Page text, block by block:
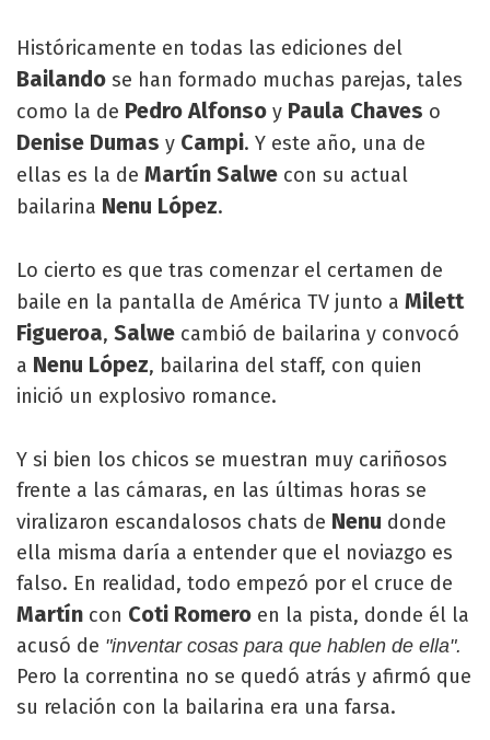
Históricamente en todas las ediciones del
Bailando se han formado muchas parejas, tales
como la de Pedro Alfonso y Paula Chaves o
Denise Dumas y Campi. Y este año, una de
ellas es la de Martín Salwe con su actual
bailarina Nenu López.
Lo cierto es que tras comenzar el certamen de
baile en la pantalla de América TV junto a Milett
Figueroa, Salwe cambió de bailarina y convocó
a Nenu López, bailarina del staff, con quien
inició un explosivo romance.
Y si bien los chicos se muestran muy cariñosos
frente a las cámaras, en las últimas horas se
viralizaron escandalosos chats de Nenu donde
ella misma daría a entender que el noviazgo es
falso. En realidad, todo empezó por el cruce de
Martín con Coti Romero en la pista, donde él la
acusó de "inventar cosas para que hablen de ella".
Pero la correntina no se quedó atrás y afirmó que
su relación con la bailarina era una farsa.